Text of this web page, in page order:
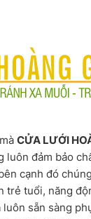
CỬA LƯỚI
luôn đảm bảo
cạnh đó
trẻ tuổi, năng
sẵn sàng